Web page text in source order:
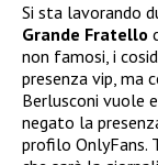
Si sta lavorando
Grande Fratello
non famosi, i
presenza vip, ma
Berlusconi vuole
negato la
profilo OnlyFans.